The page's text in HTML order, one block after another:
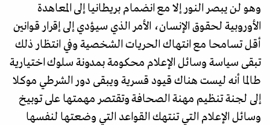
وهو لن يبصر النور إلا مع انضمام بريطانيا إلى المعاهدة
الأوروبية لحقوق الإنسان، الأمر الذي سيؤدي إلى إقرار قوانين
أقل تسامحا مع انتهاك الحريات الشخصية وفي انتظار ذلك
تبقى سیاسة وسائل الإعلام محكومة بمدونة سلوك اختيارية
طالما أنه ليست هناك قيود قسرية ويبقى دور الشرطي موكلا
إلى لجنة تنظيم مهنة الصحافة وتقتصر مهمتها على توبيخ
وسائل الإعلام التي تنتهك القواعد التي وضعتها لنفسها